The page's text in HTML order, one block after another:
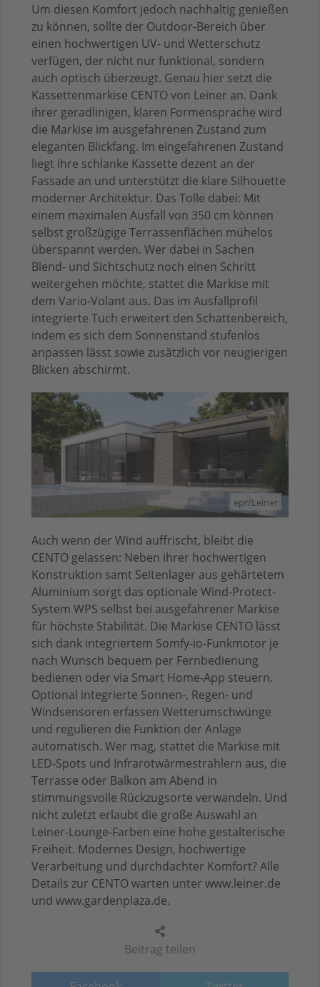
Beitrag teilen
Um diesen Komfort jedoch nachhaltig genießen
zu können, sollte der Outdoor-Bereich über
einen hochwertigen UV- und Wetterschutz
verfügen, der nicht nur funktional, sondern
auch optisch überzeugt. Genau hier setzt die
Kassettenmarkise CENTO von Leiner an. Dank
ihrer geradlinigen, klaren Formensprache wird
die Markise im ausgefahrenen Zustand zum
eleganten Blickfang. Im eingefahrenen Zustand
liegt ihre schlanke Kassette dezent an der
Fassade an und unterstützt die klare Silhouette
moderner Architektur. Das Tolle dabei: Mit
einem maximalen Ausfall von 350 cm können
selbst großzügige Terrassenflächen mühelos
überspannt werden. Wer dabei in Sachen
Blend- und Sichtschutz noch einen Schritt
weitergehen möchte, stattet die Markise mit
dem Vario-Volant aus. Das im Ausfallprofil
integrierte Tuch erweitert den Schattenbereich,
indem es sich dem Sonnenstand stufenlos
anpassen lässt sowie zusätzlich vor neugierigen
Blicken abschirmt.
epr/Leiner
Auch wenn der Wind auffrischt, bleibt die
CENTO gelassen: Neben ihrer hochwertigen
Konstruktion samt Seitenlager aus gehärtetem
Aluminium sorgt das optionale Wind-Protect-
System WPS selbst bei ausgefahrener Markise
für höchste Stabilität. Die Markise CENTO lässt
sich dank integriertem Somfy-io-Funkmotor je
nach Wunsch bequem per Fernbedienung
bedienen oder via Smart Home-App steuern.
Optional integrierte Sonnen-, Regen- und
Windsensoren erfassen Wetterumschwünge
und regulieren die Funktion der Anlage
automatisch. Wer mag, stattet die Markise mit
LED-Spots und Infrarotwärmestrahlern aus, die
Terrasse oder Balkon am Abend in
stimmungsvolle Rückzugsorte verwandeln. Und
nicht zuletzt erlaubt die große Auswahl an
Leiner-Lounge-Farben eine hohe gestalterische
Freiheit. Modernes Design, hochwertige
Verarbeitung und durchdachter Komfort? Alle
Details zur CENTO warten unter www.leiner.de
und www.gardenplaza.de.